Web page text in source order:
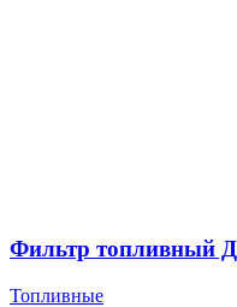
Фильтр топливный
Топливные